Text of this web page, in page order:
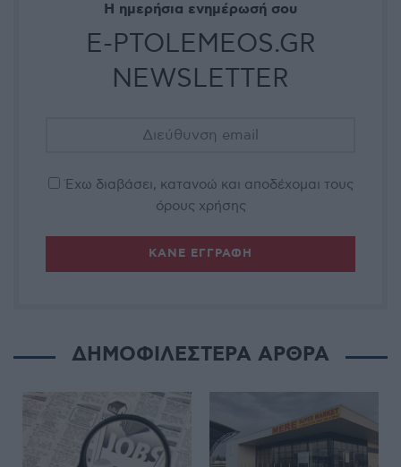
Η ημερήσια ενημέρωσή σου
E-PTOLEMEOS.GR
NEWSLETTER
Έχω διαβάσει, κατανοώ και αποδέχομαι τους
όρους χρήσης
ΔΗΜΟΦΙΛΕΣΤΕΡΑ ΑΡΘΡΑ